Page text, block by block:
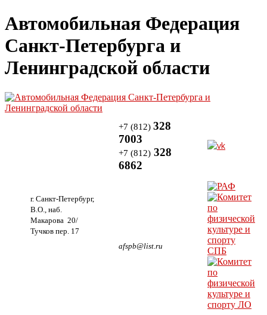
Автомобильная Федерация
Санкт-Петербурга и
Ленинградской области
г. Санкт-Петербург,
В.О., наб.
Макарова 20/
Тучков пер. 17
+7 (812) 328
7003
+7 (812) 328
6862
afspb@list.ru